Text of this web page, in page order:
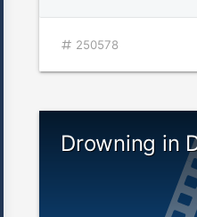
250578
Drowning in